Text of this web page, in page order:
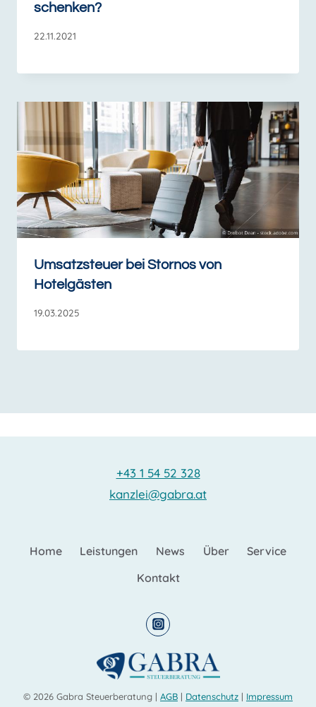
schenken?
22.11.2021
Umsatzsteuer bei Stornos von
Hotelgästen
19.03.2025
+43 1 54 52 328
kanzlei@gabra.at
Home Leistungen News Über
Service
Kontakt
© 2026 Gabra Steuerberatung | AGB | Datenschutz | Impressum